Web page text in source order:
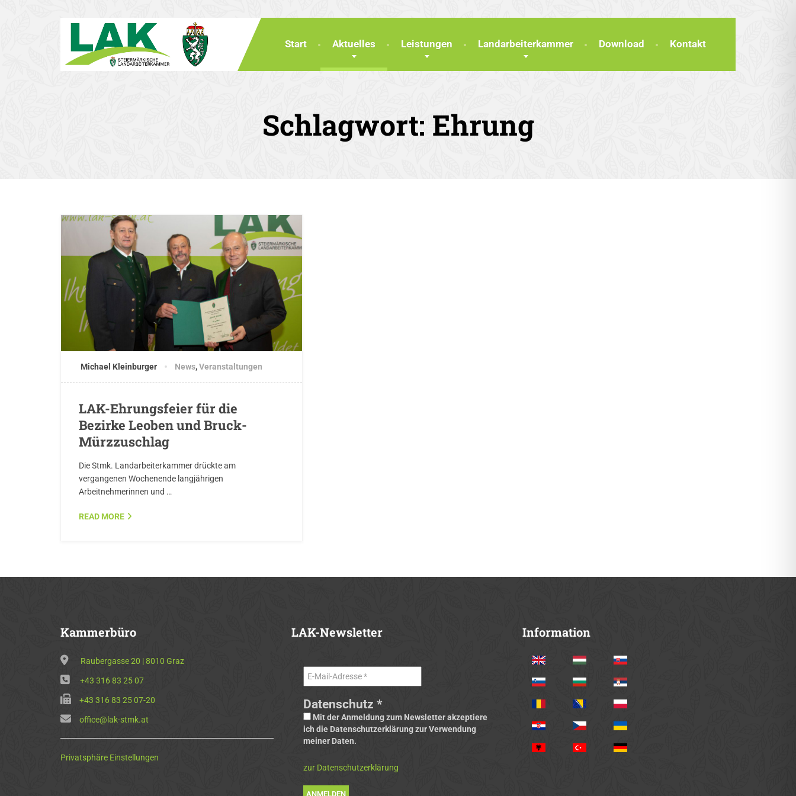
Start Aktuelles Leistungen Landarbeiterkammer Download Kontakt
Schlagwort: Ehrung
Michael Kleinburger News,Veranstaltungen
LAK-Ehrungsfeier für die
Bezirke Leoben und Bruck-
Mürzzuschlag
Die Stmk. Landarbeiterkammer drückte am
vergangenen Wochenende langjährigen
Arbeitnehmerinnen und …
READ MORE
Kammerbüro
Raubergasse 20 | 8010 Graz
+43 316 83 25 07
+43 316 83 25 07-20
office@lak-stmk.at
Privatsphäre Einstellungen
LAK-Newsletter
Datenschutz *
Mit der Anmeldung zum Newsletter akzeptiere
ich die Datenschutzerklärung zur Verwendung
meiner Daten.
zur Datenschutzerklärung
Information